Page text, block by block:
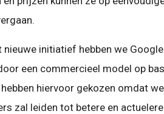
nieuwe initiatief hebben we
een commercieel model op
hiervoor gekozen omdat
zal leiden tot betere en